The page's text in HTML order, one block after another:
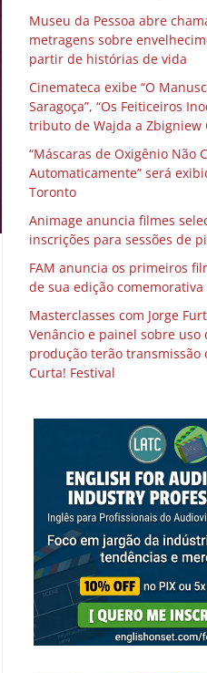
Museu da Pessoa abre
metragens sobre
partir de histórias de vida
Cinemateca exibe “O
Saragoça”, “Os Feiticeiros
tributo de Wajda a Zbigniew
“Máscaras de Oxigênio Não
Automaticamente” será
Toronto
Animage anuncia filmes
inscrições para sessões de
FAM anuncia os primeiros
de sua edição comemorativa
Masterclasses com Jorge
Venâncio e painel sobre uso
produção terão transmissão
Curta! Festival